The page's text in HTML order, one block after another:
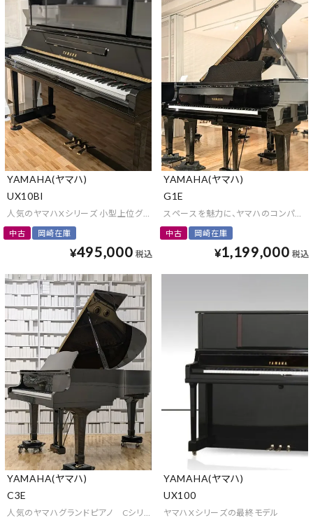
YAMAHA(ヤマハ)
UX10Bl
人気のヤマハXシリーズ 小型上位グレード
中古 岡崎在庫
¥495,000 税込
YAMAHA(ヤマハ)
G1E
スペースを魅力に、ヤマハのコンパクト
中古 岡崎在庫
¥1,199,000 税込
YAMAHA(ヤマハ)
C3E
人気のヤマハグランドピアノ Cシリーズ
YAMAHA(ヤマハ)
UX100
ヤマハXシリーズの最終モデル